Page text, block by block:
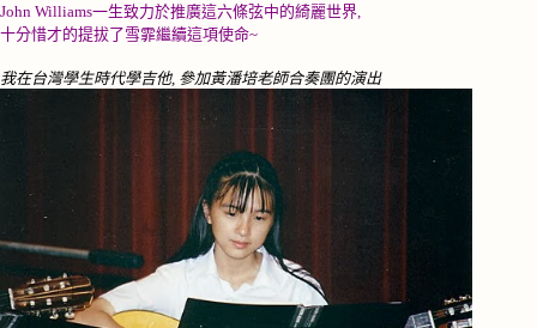
John Williams一生致力於推廣這六條弦中的綺麗世界
十分惜才的提拔了雪霏繼續這項使命~
我在台灣學生時代學吉他, 參加黃潘培老師合奏團的演出